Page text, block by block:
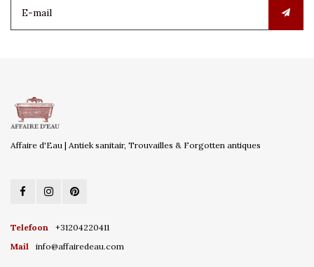
Affaire d'Eau | Antiek sanitair, Trouvailles & Forgotten antiques
Telefoon
+31204220411
Mail
info@affairedeau.com